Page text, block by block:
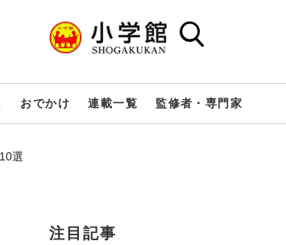
おでかけ 連載一覧 監修者・専門家
選
注目記事